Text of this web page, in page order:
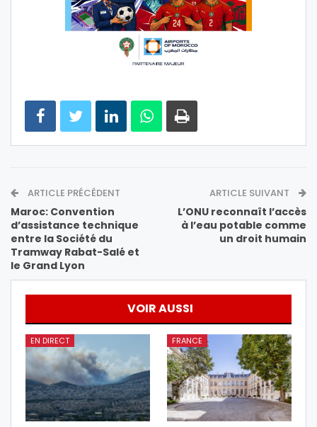
ARTICLE PRÉCÉDENT
Maroc: Convention
d’assistance technique
entre la Société du
Tramway Rabat-Salé et
le Grand Lyon
ARTICLE SUIVANT
L’ONU reconnaît l’accès
à l’eau potable comme
un droit humain
VOIR AUSSI
EN DIRECT FRANCE